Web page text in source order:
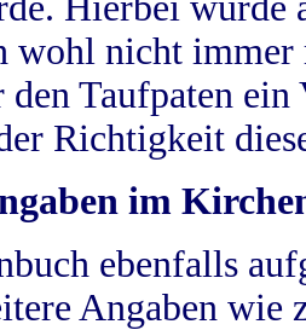
wohl nicht
den Taufpaten
Richtigkeit
im
ebenfalls
Angaben wie